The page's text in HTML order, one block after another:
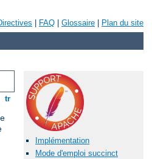
FAQ Glossaire Plan du site
tr
Implémentation
Mode d'emploi succinct